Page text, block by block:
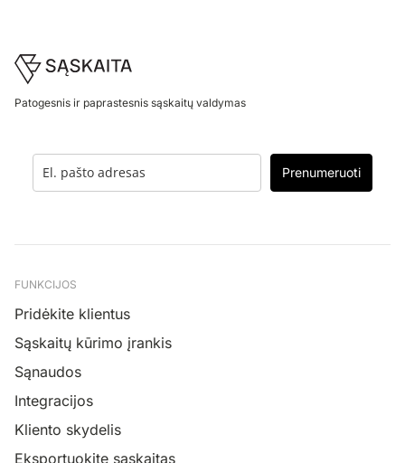
Footer
Patogesnis ir paprastesnis sąskaitų valdymas
Prenumeruoti
FUNKCIJOS
Pridėkite klientus
Sąskaitų kūrimo įrankis
Sąnaudos
Integracijos
Kliento skydelis
Eksportuokite sąskaitas